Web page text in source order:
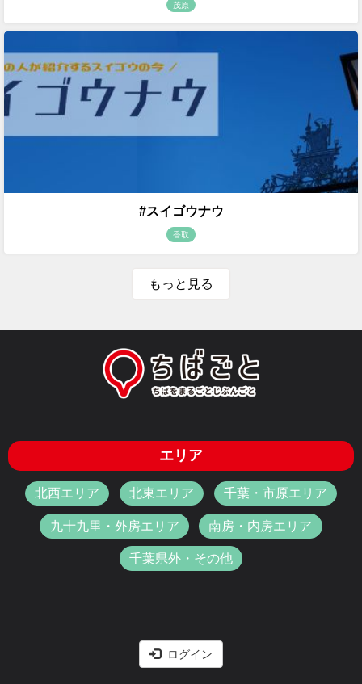
茂原
#スイゴウナウ
香取
もっと見る
エリア
北西エリア 北東エリア 千葉・市原エリア
九十九里・外房エリア 南房・内房エリア
千葉県外・その他
ログイン